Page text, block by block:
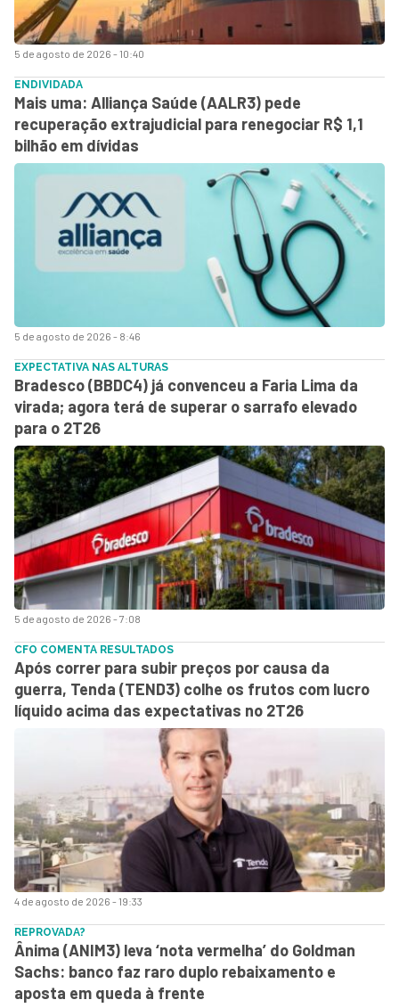
5 de agosto de 2026 - 10:40
5 de agosto de 2026 - 8:46
ENDIVIDADA
Mais uma: Alliança Saúde (AALR3) pede
recuperação extrajudicial para renegociar R$ 1,1
bilhão em dívidas
5 de agosto de 2026 - 7:08
EXPECTATIVA NAS ALTURAS
Bradesco (BBDC4) já convenceu a Faria Lima da
virada; agora terá de superar o sarrafo elevado
para o 2T26
4 de agosto de 2026 - 19:33
CFO COMENTA RESULTADOS
Após correr para subir preços por causa da
guerra, Tenda (TEND3) colhe os frutos com lucro
líquido acima das expectativas no 2T26
REPROVADA?
Ânima (ANIM3) leva ‘nota vermelha’ do Goldman
Sachs: banco faz raro duplo rebaixamento e
aposta em queda à frente